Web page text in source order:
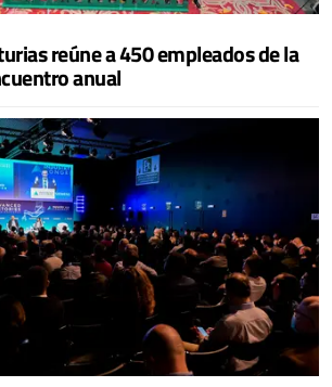
reúne a 450 empleados de la
anual